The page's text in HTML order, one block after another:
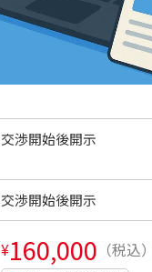
交渉開始後開示
交渉開始後開示
¥160,000 （税込）